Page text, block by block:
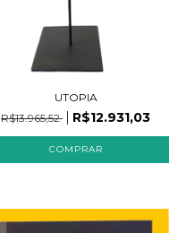
UTOPIA
R$13.965,52
R$12.931,03